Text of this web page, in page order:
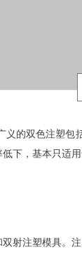
的双色注塑
下，基本只适
射注塑模具。